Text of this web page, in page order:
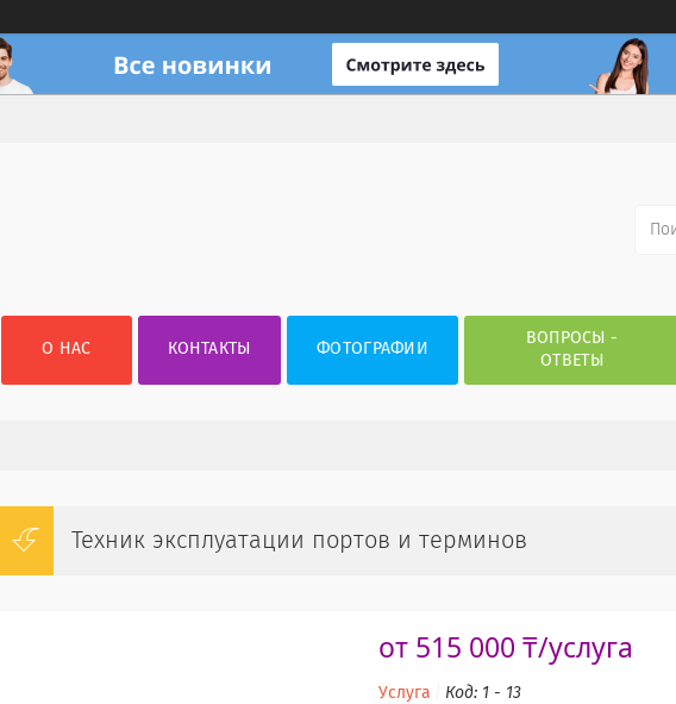
О НАС КОНТАКТЫ ФОТОГРАФИИ
ВОПРОСЫ -
ОТВЕТЫ
Техник эксплуатации портов и терминов
от 515 000 ₸/услуга
Услуга Код: 1 - 13